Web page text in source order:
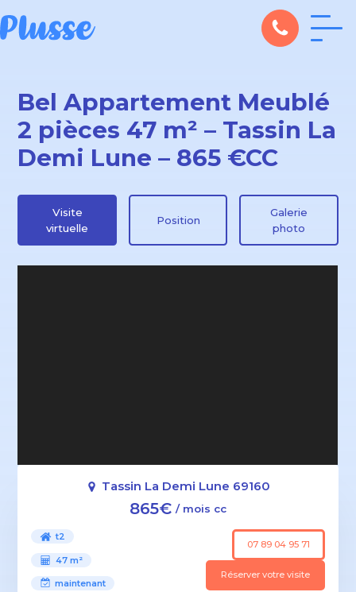
Bel Appartement Meublé
2 pièces 47 m² – Tassin La
Demi Lune – 865 €CC
Visite
virtuelle
Position
Galerie
photo
Tassin La Demi Lune 69160
865€ / mois cc
t2
47 m²
maintenant
07 89 04 95 71
Réserver votre visite